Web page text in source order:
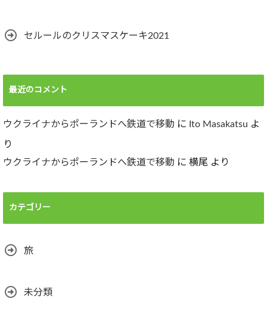
セルールのクリスマスケーキ2021
最近のコメント
ウクライナからポーランドへ鉄道で移動 に Ito Masakatsu よ
り
ウクライナからポーランドへ鉄道で移動 に 横尾 より
カテゴリー
旅
未分類